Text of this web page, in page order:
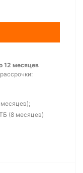
12 месяцев
месяцев);
(8 месяцев)